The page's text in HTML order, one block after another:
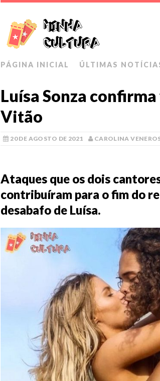
PÁGINA INICIAL ÚLTIMAS
Luísa Sonza
Vitão
20 DE AGOSTO DE 2021 CAROLINA
Ataques que os dois
contribuíram para o fim do
desabafo de Luísa.